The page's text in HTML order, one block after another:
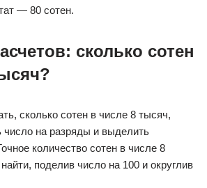
— 80 сотен.
сколько сотен
сколько сотен в числе 8 тысяч,
число на разряды и выделить
количество сотен в числе 8
поделив число на 100 и округлив